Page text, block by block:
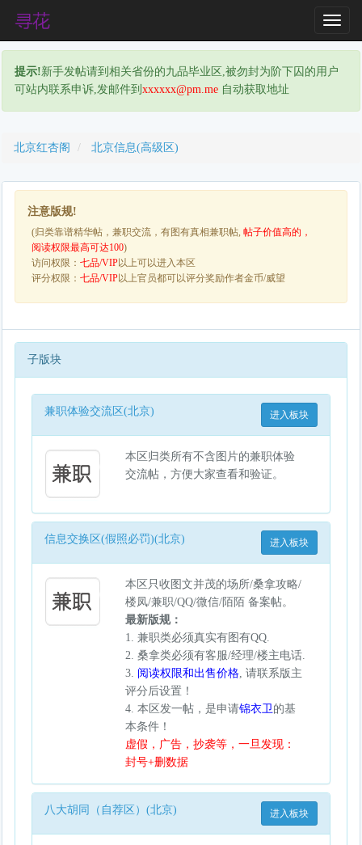
T
o
g
e
i
提示!新手发帖请到相关省份的九品毕业区,被勿封为阶下囚的用户
可站内联系申诉,发邮件到 xxxxxx@pm.me 自动获取地址
北京红杏阁 北京信息(高级区)
注意版规!
(归类靠谱精华帖，兼职交流，有图有真相兼职帖, 帖子价值高的，
阅读权限最高可达100)
访问权限： 七品/VIP以上可以进入本区
评分权限： 七品/VIP以上官员都可以评分奖励作者金币/威望
子版块
进入板块
兼职体验交流区(北京)
本区归类所有不含图片的兼职体验
交流帖，方便大家查看和验证。
进入板块
信息交换区(假照必罚)(北京)
本区只收图文并茂的场所/桑拿攻略/
楼凤/兼职/QQ/微信/陌陌 备案帖。
最新版规：
1. 兼职类必须真实有图有QQ.
2. 桑拿类必须有客服/经理/楼主电话.
3. 阅读权限和出售价格, 请联系版主
评分后设置！
4. 本区发一帖，是申请锦衣卫的基
本条件！
虚假，广告，抄袭等，一旦发现：
封号+删数据
进入板块
八大胡同（自荐区）(北京)